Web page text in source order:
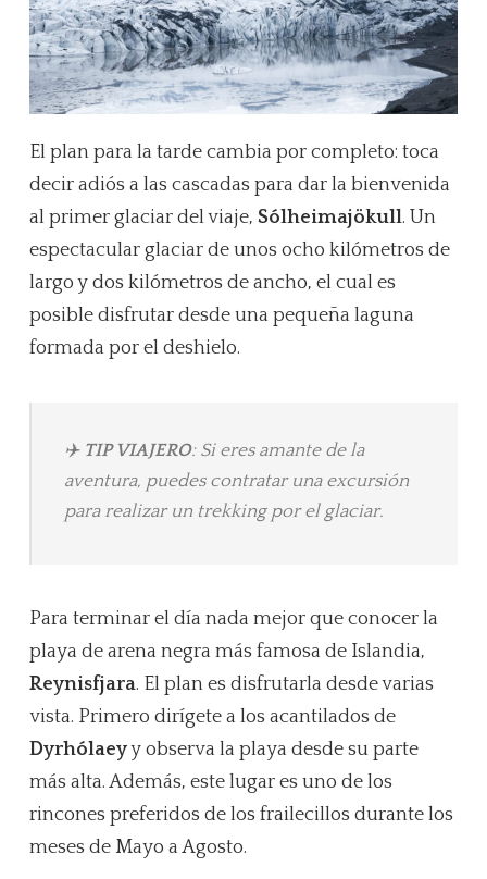
El plan para la tarde cambia por completo: toca
decir adiós a las cascadas para dar la bienvenida
al primer glaciar del viaje, Sólheimajökull. Un
espectacular glaciar de unos ocho kilómetros de
largo y dos kilómetros de ancho, el cual es
posible disfrutar desde una pequeña laguna
formada por el deshielo.
✈️ TIP VIAJERO: Si eres amante de la
aventura, puedes contratar una excursión
para realizar un trekking por el glaciar.
Para terminar el día nada mejor que conocer la
playa de arena negra más famosa de Islandia,
Reynisfjara. El plan es disfrutarla desde varias
vista. Primero dirígete a los acantilados de
Dyrhólaeyy observa la playa desde su parte
más alta. Además, este lugar es uno de los
rincones preferidos de los frailecillos durante los
meses de Mayo a Agosto.